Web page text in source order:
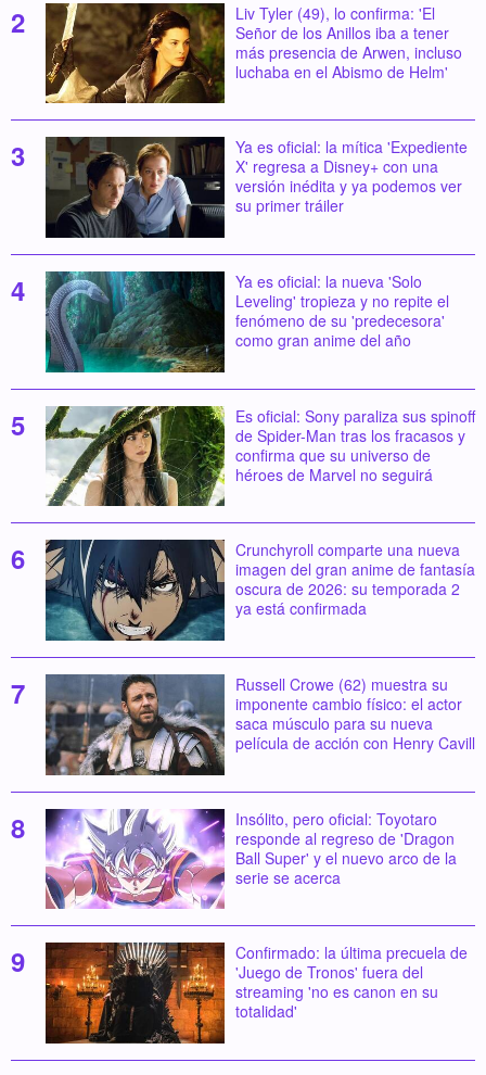
Liv Tyler (49), lo confirma: 'El
Señor de los Anillos iba a tener
más presencia de Arwen, incluso
luchaba en el Abismo de Helm'
Ya es oficial: la mítica 'Expediente
X' regresa a Disney+ con una
versión inédita y ya podemos ver
su primer tráiler
Ya es oficial: la nueva 'Solo
Leveling' tropieza y no repite el
fenómeno de su 'predecesora'
como gran anime del año
Es oficial: Sony paraliza sus spinoff
de Spider-Man tras los fracasos y
confirma que su universo de
héroes de Marvel no seguirá
Crunchyroll comparte una nueva
imagen del gran anime de fantasía
oscura de 2026: su temporada 2
ya está confirmada
Russell Crowe (62) muestra su
imponente cambio físico: el actor
saca músculo para su nueva
película de acción con Henry Cavill
Insólito, pero oficial: Toyotaro
responde al regreso de 'Dragon
Ball Super' y el nuevo arco de la
serie se acerca
Confirmado: la última precuela de
'Juego de Tronos' fuera del
streaming 'no es canon en su
totalidad'